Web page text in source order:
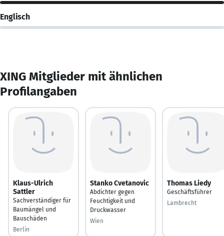
Englisch
XING Mitglieder mit ähnlichen
Profilangaben
Klaus-Ulrich
Sattler
Sachverständiger für
Baumängel und
Bauschäden
Berlin
Stanko Cvetanovic
Abdichter gegen
Feuchtigkeit und
Druckwasser
Wien
Thomas Liedy
Geschäftsführer
Lambrecht